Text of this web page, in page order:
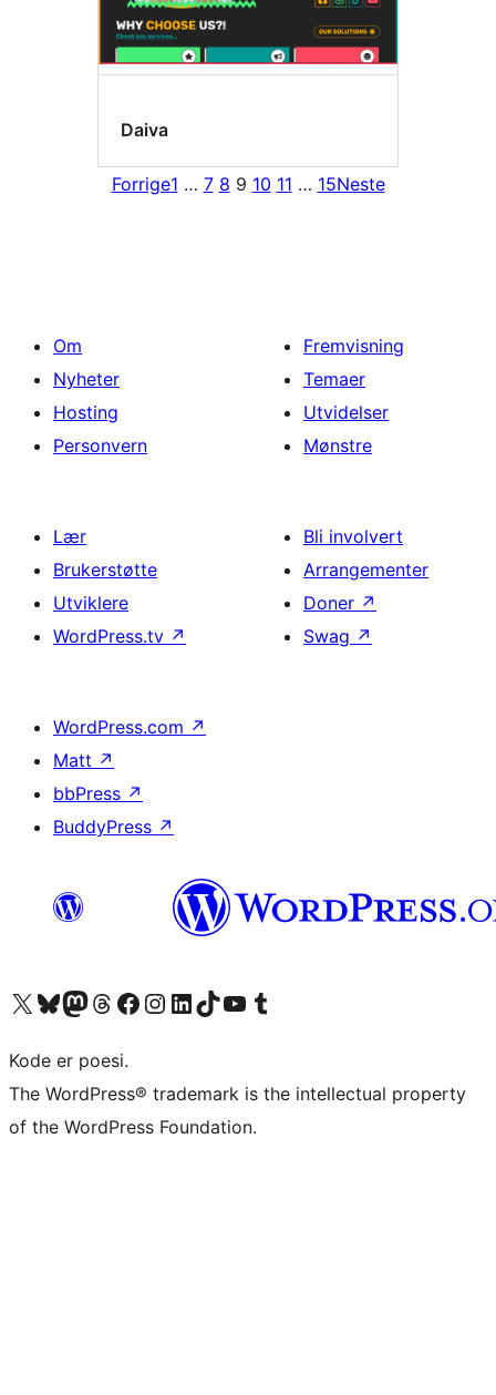
Daiva
Forrige1 … 7 8 9 10 11 … 15Neste
Om
Nyheter
Hosting
Personvern
Fremvisning
Temaer
Utvidelser
Mønstre
Lær
Brukerstøtte
Utviklere
WordPress.tv ↗
Bli involvert
Arrangementer
Doner ↗
Swag ↗
WordPress.com ↗
Matt ↗
bbPress ↗
BuddyPress ↗
Besøk vår konto på X Visit our Bluesky account
Besøk vår Mastodon-konto
Visit our Threads account
Besøk vår Facebook-sideBesøk vår Instagram-konto
Besøk vår LinkedIn-konto
Visit our TikTok account
Visit our YouTube channel
Visit our Tumblr account
Kode er poesi.
The WordPress® trademark is the intellectual property
of the WordPress Foundation.